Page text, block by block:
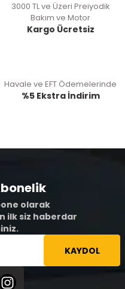
3000 TL ve Üzeri Preiyodik
Bakım ve Motor
Kargo Ücretsiz
Havale ve EFT Ödemelerinde
%5 Ekstra İndirim
olarak
ilk siz haberdar
KAYDOL